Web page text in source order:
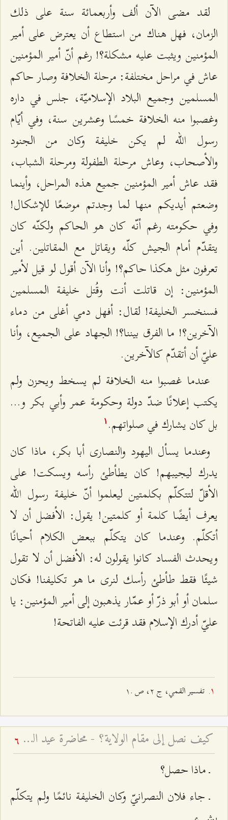
لقد مضى الآن ألف وأربعمائة سنة على ذلك
الزمان، فهل هناك من استطاع أن يعترض على أمير
المؤمنين ويثبت عليه مشكلة؟! رغم أنّ أمير المؤمنين
عاش في مراحل مختلفة: مرحلة الخلافة وصار حاكم
المسلمين وجميع البلاد الإسلاميّة، جلس في داره
وغصبوا منه الخلافة خمسًا وعشرين سنة، وفي أيّام
رسول الله لم يكن خليفة وكان من الجنود
والأصحاب، وعاش مرحلة الطفولة ومرحلة الشباب،
فقد عاش أمير المؤمنين جميع هذه المراحل، وأينما
وضعتم أيديكم منها لما وجدتم موضعًا للإشكال!
وفي حكومته رغم أنّه كان هو الحاكم ولكنّه كان
يتقدّم أمام الجيش كلّه ويقاتل مع المقاتلين. أين
تعرفون مثل هكذا حاكم؟! وأنا الآن أقول لو قيل لأمير
المؤمنين: إن قاتلت أنت وقُتل خليفة المسلمين
فسنخسر الخليفة! لقال: أفهل دمي أغلى من دماء
الآخرين؟! ما الفرق بيننا؟! الجهاد على الجميع، وأنا
عليّ أن أتقدّم كالآخرين.
عندما غصبوا منه الخلافة لم يسخط ويحزن ولم
يكتب إعلانًا ضدّ دولة وحكومة عمر وأبي بكر و…
بل كان يشارك في صلواتهم. ۱
وعندما يسأل اليهود والنصارى أبا بكر، ماذا كان
يدرك ليجيبهم! كان يطأطئ رأسه ويسكت! على
الأقلّ لتتكلّم بكلمتين ليعلموا أنّ خليفة رسول الله
يعرف أيضًا كلمة أو كلمتين! يقول: الأفضل أن لا
أتكلّم. وعندما كان يتكلّم ببعض الكلام أحيانًا
ويحدث الفساد كانوا يقولون له: الأفضل أن لا تقول
شيئًا فقط طأطئ رأسك لنرى ما هو تكليفنا! فكان
سلمان أو أبو ذرّ أو عمّار يذهبون إلى أمير المؤمنين: يا
عليّ أدرك الإسلام فقد قرئت عليه الفاتحة!
تفسیر القمي، ج ٢، ص .١
كيف نصل إلى مقام الولاية؟ - محاضرة عيد الغدير لعام ۱٤۲۵ هـ ق 6
ـ ماذا حصل؟
ـ جاء فلان النصرانيّ وكان الخليفة نائمًا ولم يتكلّم